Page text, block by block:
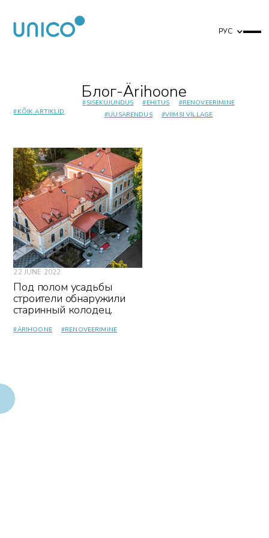
РУС
Блог-Ärihoone
#KÕIK ARTIKLID
#SISEKUJUNDUS #EHITUS #RENOVEERIMINE
#UUSARENDUS #VIIMSI VILLAGE
22 JUNE 2022
Под полом усадьбы
строители обнаружили
старинный колодец.
#ÄRIHOONE #RENOVEERIMINE